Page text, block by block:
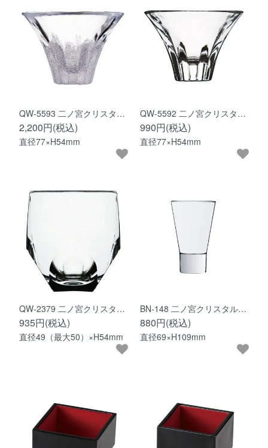
QW-5593 二ノ宮クリスタ…
2,200円(税込)
直径77×H54mm
QW-5592 二ノ宮クリスタ…
990円(税込)
直径77×H54mm
QW-2379 二ノ宮クリスタ…
935円(税込)
直径49（最大50）×H54mm
BN-148 二ノ宮クリスタル…
880円(税込)
直径69×H109mm